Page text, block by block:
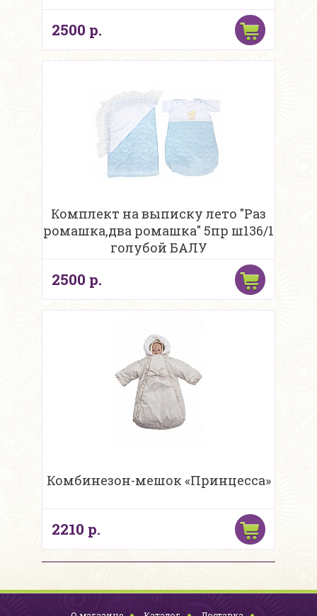
2500 р.
Комплект на выписку лето "Раз
ромашка,два ромашка" 5пр ш136/1
голубой БАЛУ
2500 р.
Комбинезон-мешок «Принцесса»
2210 р.